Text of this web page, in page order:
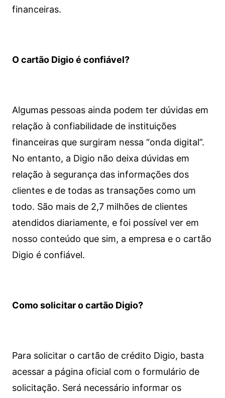
financeiras.
O cartão Digio é confiável?
Algumas pessoas ainda podem ter dúvidas em
relação à confiabilidade de instituições
financeiras que surgiram nessa “onda digital”.
No entanto, a Digio não deixa dúvidas em
relação à segurança das informações dos
clientes e de todas as transações como um
todo. São mais de 2,7 milhões de clientes
atendidos diariamente, e foi possível ver em
nosso conteúdo que sim, a empresa e o cartão
Digio é confiável.
Como solicitar o cartão Digio?
Para solicitar o cartão de crédito Digio, basta
acessar a página oficial com o formulário de
solicitação. Será necessário informar os